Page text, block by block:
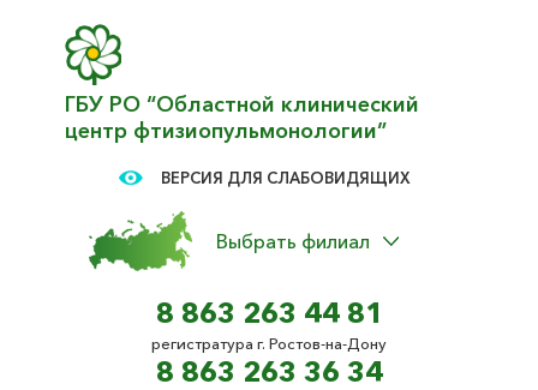
ГБУ РО “Областной клинический
центр фтизиопульмонологии”
ВЕРСИЯ ДЛЯ СЛАБОВИДЯЩИХ
Выбрать филиал
8 863 263 44 81
регистратура г. Ростов-на-Дону
8 863 263 36 34